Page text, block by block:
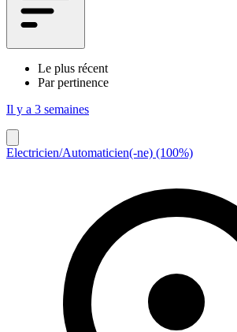
Le plus récent
Par pertinence
Il y a 3 semaines
Electricien/Automaticien(-ne) (100%)